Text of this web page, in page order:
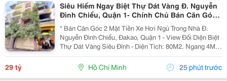
Siêu Hiếm Ngay Biệt Thự Dát Vàng Đ. Nguyễn
Đình Chiểu, Quận 1- Chính Chủ Bán Căn Góc
2 Mặt Tiền Hxh - Dt 4M*20M - Xung Quanh Khu
Trí Thức Cao
* Bán Căn Góc 2 Mặt Tiền Xe Hơi Ngủ Trong Nhà Đ.
Nguyễn Đình Chiểu, Đakao, Quận 1 - View Đối Diện Biệt
Thự Dát Vàng Siêu Đỉnh - Diện Tích: 80M2. Ngang 4M *
20M. - Kết Cấu: 3 Tầng Btct. - Chỉ Cách 2 Căn Ra Mặt
Tiền Lớn - Hxh Thông Nguyễn Ảnh Thủ -...
29 tỷ Hồ Chí Minh 25 phút trước